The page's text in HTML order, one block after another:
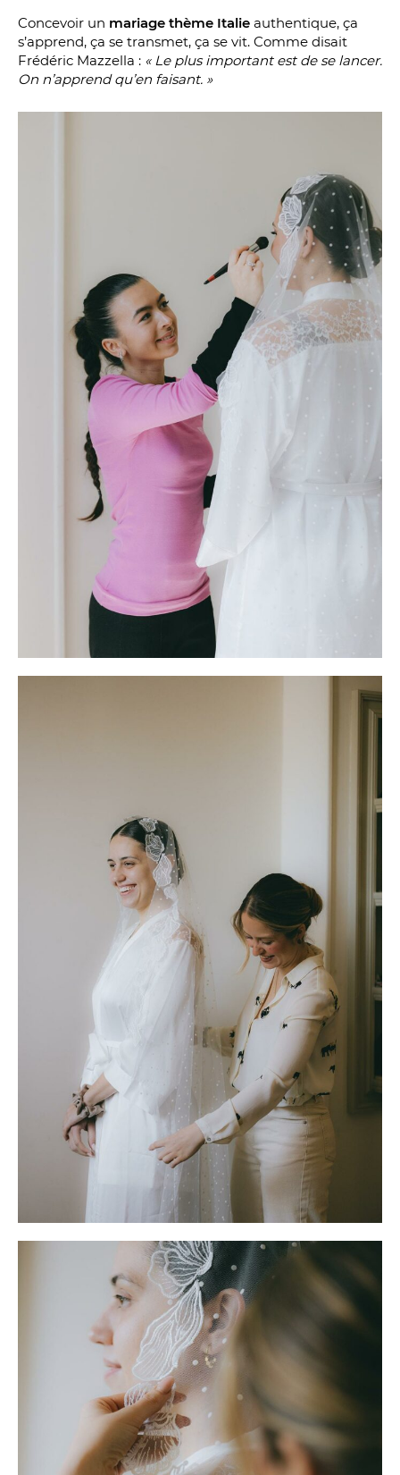
Concevoir un mariage thème Italie authentique, ça
s’apprend, ça se transmet, ça se vit. Comme disait
Frédéric Mazzella : « Le plus important est de se lancer.
On n’apprend qu’en faisant. »